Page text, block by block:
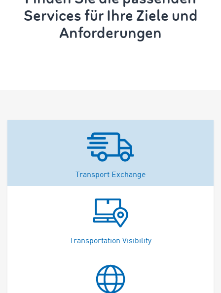
Services für Ihre Ziele und
Anforderungen
Transport Exchange
Transportation Visibility